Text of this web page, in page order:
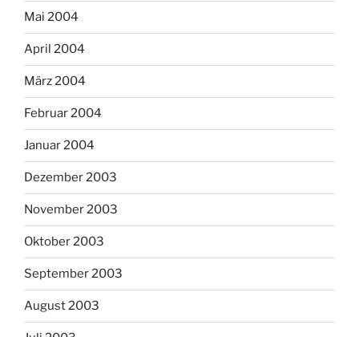
Mai 2004
April 2004
März 2004
Februar 2004
Januar 2004
Dezember 2003
November 2003
Oktober 2003
September 2003
August 2003